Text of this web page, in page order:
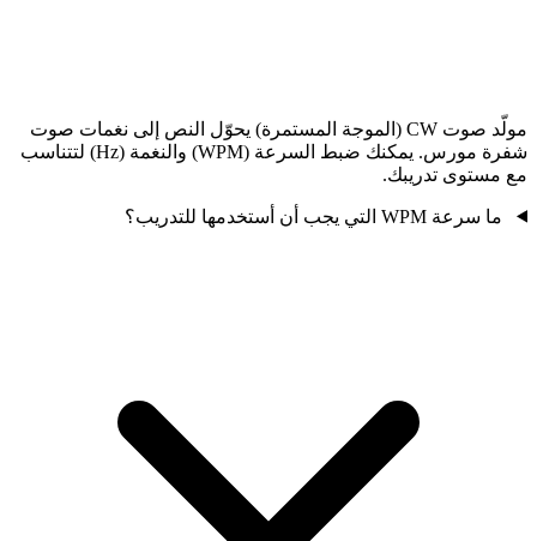
مولّد صوت CW (الموجة المستمرة) يحوّل النص إلى نغمات صوت
شفرة مورس. يمكنك ضبط السرعة (WPM) والنغمة (Hz) لتتناسب
مع مستوى تدريبك.
ما سرعة WPM التي يجب أن أستخدمها للتدريب؟